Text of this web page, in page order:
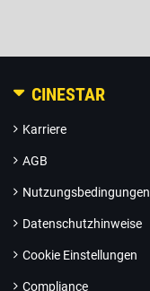
CINESTAR
Karriere
AGB
Nutzungsbedingungen
Datenschutzhinweise
Cookie Einstellungen
Compliance